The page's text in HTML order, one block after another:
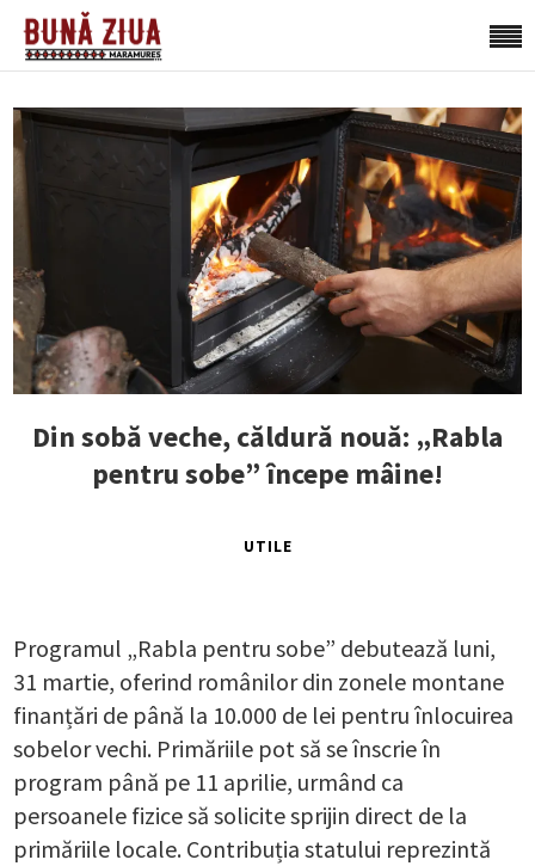
Din sobă veche, căldură nouă: „Rabla
pentru sobe” începe mâine!
UTILE
Programul „Rabla pentru sobe” debutează luni,
31 martie, oferind românilor din zonele montane
finanțări de până la 10.000 de lei pentru înlocuirea
sobelor vechi. Primăriile pot să se înscrie în
program până pe 11 aprilie, urmând ca
persoanele fizice să solicite sprijin direct de la
primăriile locale. Contribuția statului reprezintă